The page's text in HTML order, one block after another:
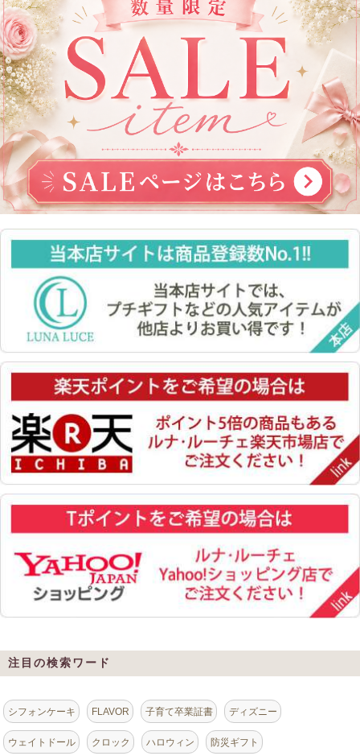
注目の検索ワード
シフォンケーキ FLAVOR 子育て卒業証書 ディズニー
ウェイトドール クロック ハロウィン 防災ギフト